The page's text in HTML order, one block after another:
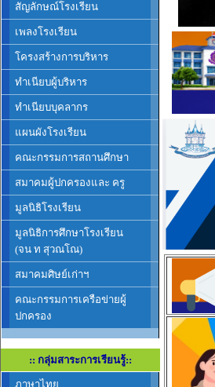
สัญลักษณ์โรงเรียน
เพลงโรงเรียน
โครงสร้างการบริหาร
ทำเนียบผู้บริหาร
ทำเนียบบุคลากร
แผนผังโรงเรียน
คณะกรรมการสถานศึกษา
สมาคมผู้ปกครองและ ครู
มูลนิธิโรงเรียน
มูลนิธิการศึกษาโรงเรียน
(จน ท สุวณโณ)
สมาคมศิษย์เก่าฯ
คณะกรรมการเครือข่ายผู้
ปกครอง
:: กลุ่มสาระการเรียนรู้::
ภาษาไทย